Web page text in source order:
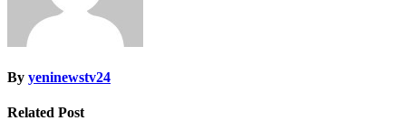
By yeninewstv24
Related Post